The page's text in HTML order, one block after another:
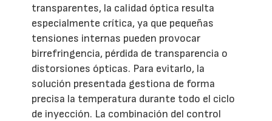
transparentes, la calidad óptica resulta
especialmente crítica, ya que pequeñas
tensiones internas pueden provocar
birrefringencia, pérdida de transparencia o
distorsiones ópticas. Para evitarlo, la
solución presentada gestiona de forma
precisa la temperatura durante todo el ciclo
de inyección. La combinación del control